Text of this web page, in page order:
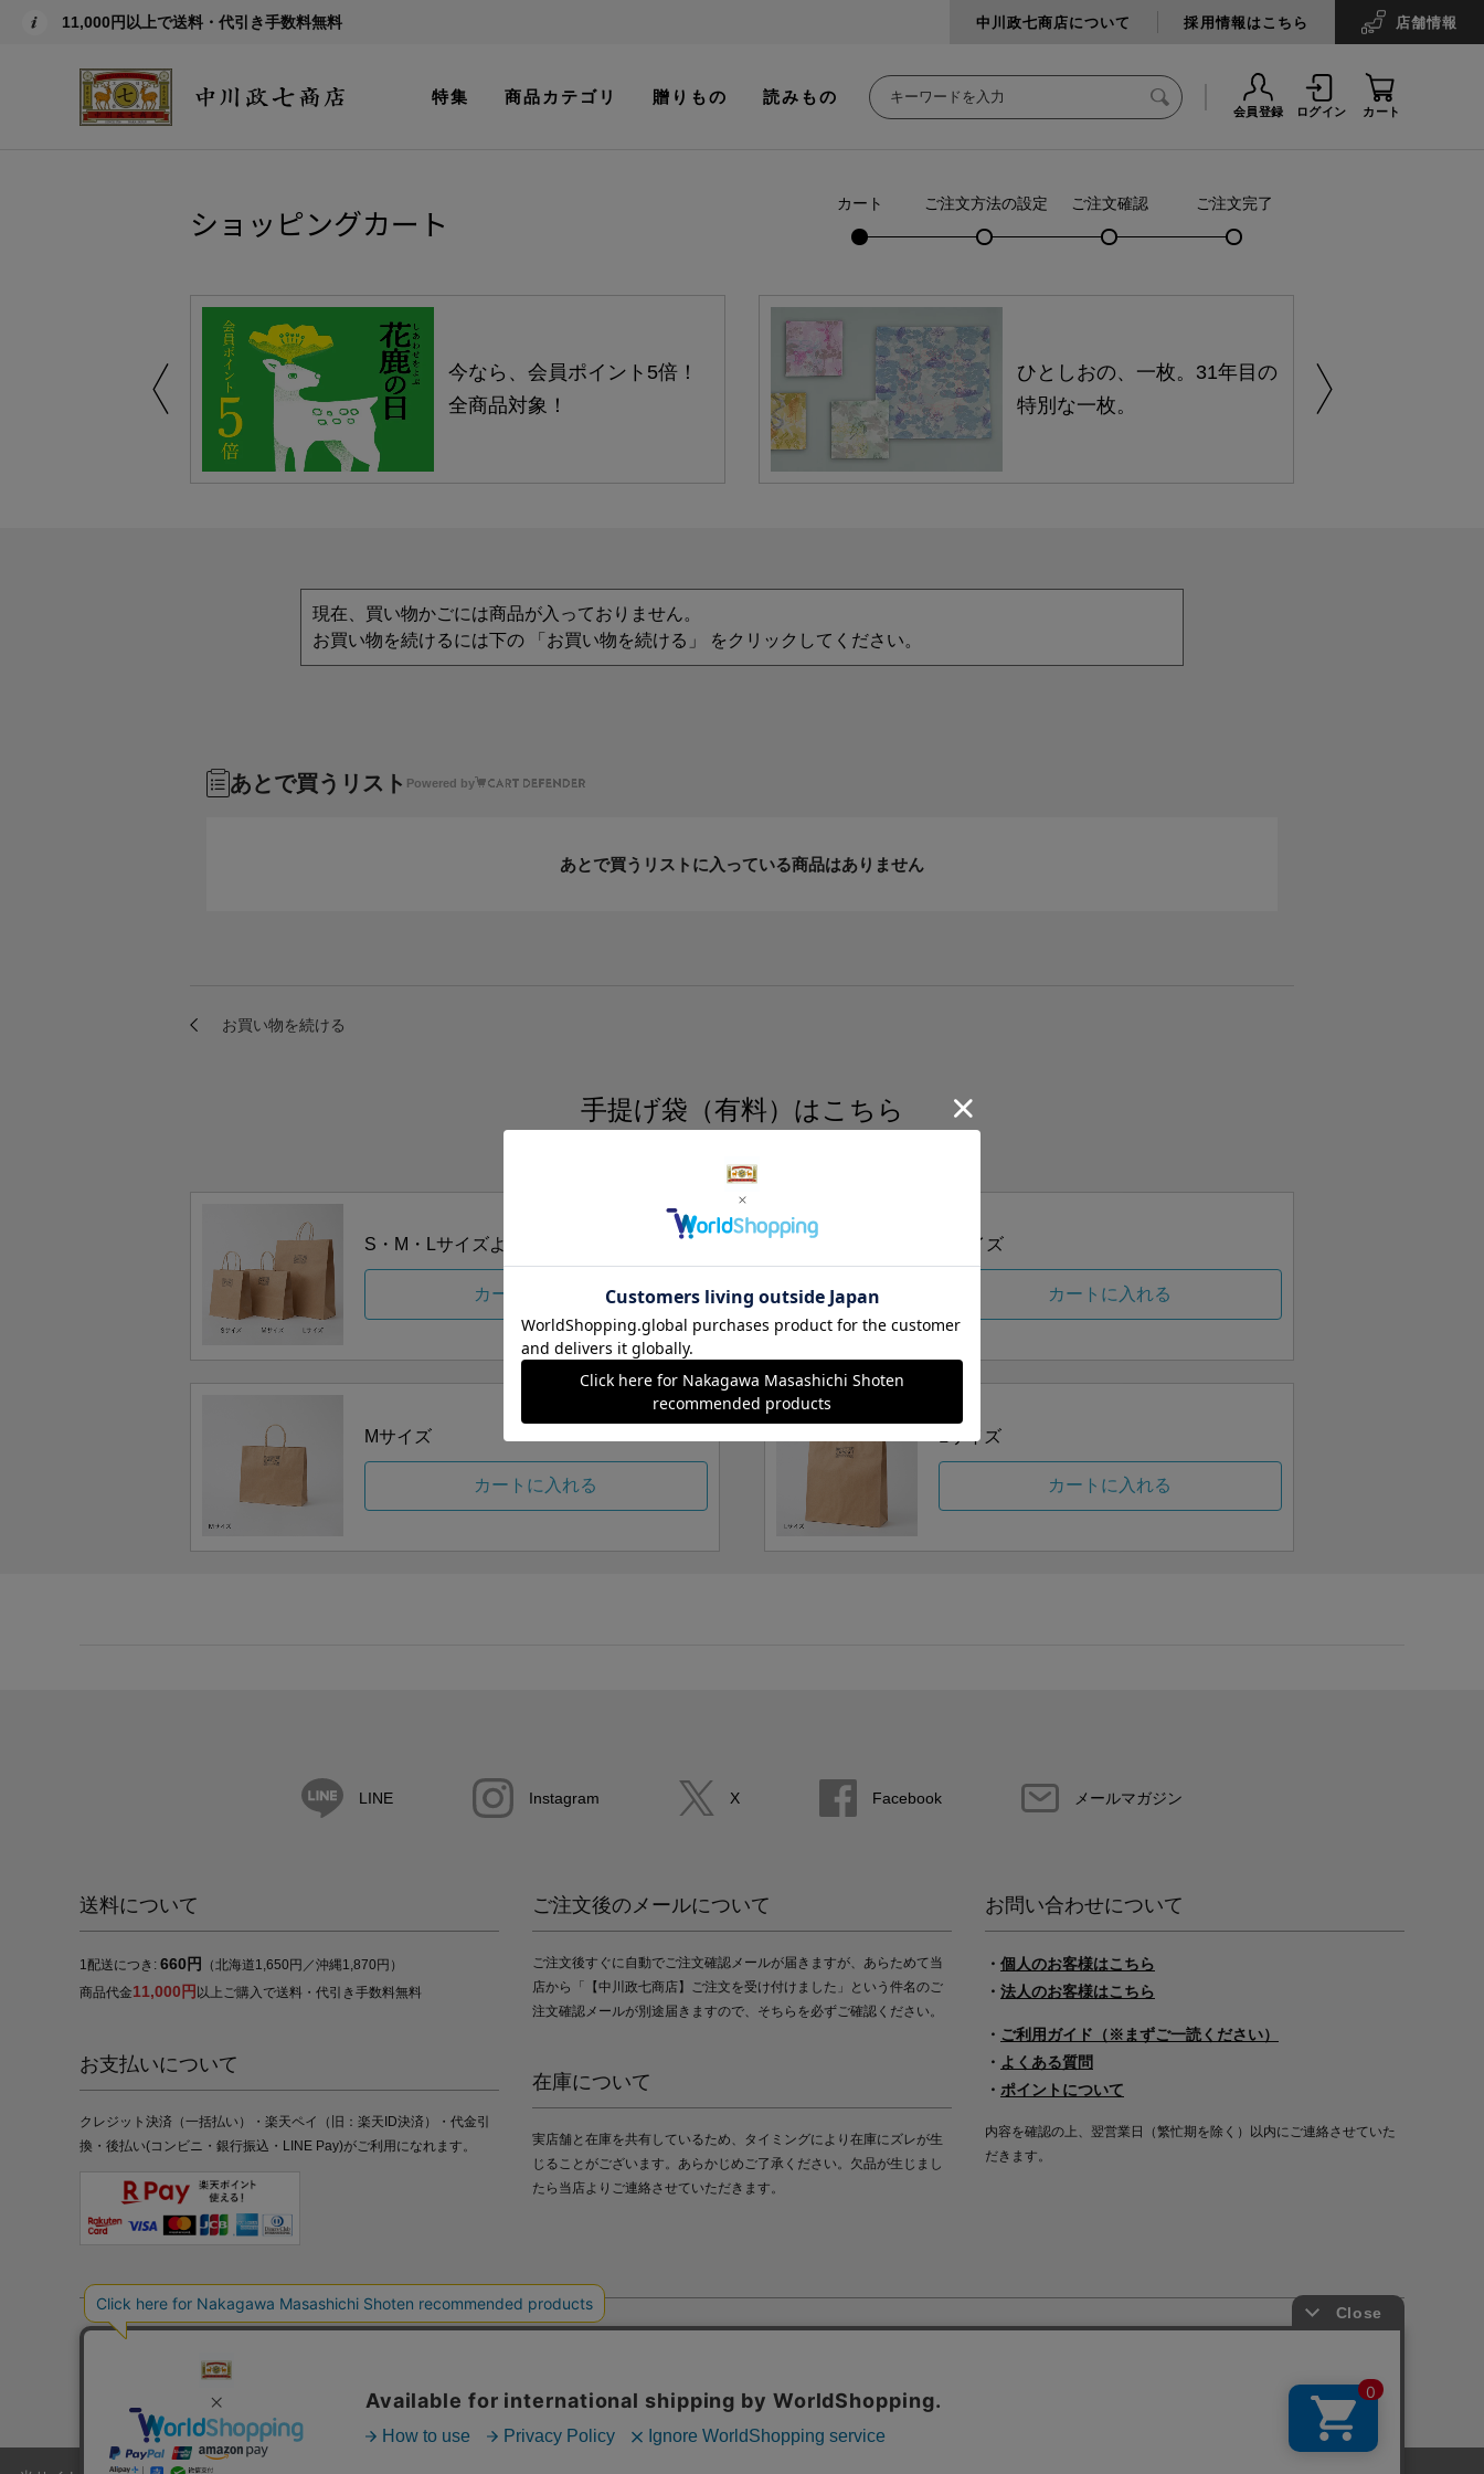
11,000円以上で送料・代引き手数料無料 中川政七商店について 採用情報はこちら 店舗情報
特集 商品カテゴリ 贈りもの 読みもの
会員登録 ログイン カート
ショッピングカート カート ご注文方法の設定 ご注文確認 ご注文完了
今なら、会員ポイント5倍！
全商品対象！
ひとしおの、一枚。31年目の
特別な一枚。
現在、買い物かごには商品が入っておりません。
お買い物を続けるには下の 「お買い物を続ける」 をクリックしてください。
あとで買うリスト Powered by
あとで買うリストに入っている商品はありません
手提げ袋（有料）はこちら
S・M・Lの3つサイズをご用意しております。
S・M・Lサイズより当店にお任せ
カートに入れる
Sサイズ
カートに入れる
Mサイズ
カートに入れる
Lサイズ
カートに入れる
LINE Instagram X Facebook メールマガジン
送料について
1配送につき: 660円
（北海道1,650円／沖縄1,870円）
商品代金11,000円 以上ご購入で送料・代引き手数料無料
お支払いについて
クレジット決済（一括払い）・楽天ペイ（旧：楽天ID決済）・代金引
換・後払い(コンビニ・銀行振込・LINE Pay)がご利用になれます。
ご注文後のメールについて
ご注文後すぐに自動でご注文確認メールが届きますが、あらためて当
店から「【中川政七商店】ご注文を受け付けました」という件名のご
注文確認メールが別途届きますので、そちらを必ずご確認ください。
在庫について
実店舗と在庫を共有しているため、タイミングにより在庫にズレが生
じることがございます。あらかじめご了承ください。欠品が生じまし
たら当店よりご連絡させていただきます。
お問い合わせについて
・ 個人のお客様はこちら
・ 法人のお客様はこちら
・ ご利用ガイド（※まずご一読ください）
・ よくある質問
・ ポイントについて
内容を確認の上、翌営業日（繁忙期を除く）以内にご連絡させていた
だきます。
プライバシーポリシー